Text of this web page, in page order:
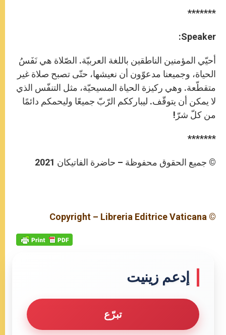
*******
Speaker:
أحيّي المؤمنين الناطقين باللغة العربيّة. الصّلاة هي نَفَسُ
الحياة، وجميعنا مدعوّون أن نعيشها، حتّى تصبح صلاة غير
متقطّعة. وهي ركيزة الحياة المسيحيّة، مثل التنفّس الذي
لا يمكن أن يتوقّف. ليبارككم الرّبّ جميعًا وليحمكم دائمًا
من كلّ شرّ!
*******
© جميع الحقوق محفوظة – حاضرة الفاتيكان 2021
© Copyright – Libreria Editrice Vaticana
إدعم زينيت
تبرّع